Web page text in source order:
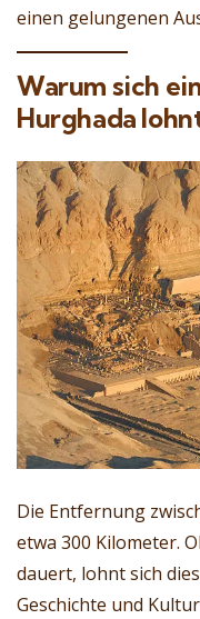
einen gelungenen
Warum sich
Hurghada
Die Entfernung
etwa 300 Kilometer.
dauert, lohnt sich
Geschichte und